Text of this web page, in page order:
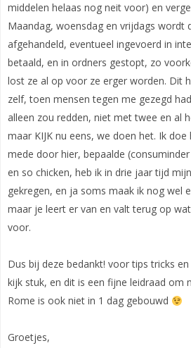
middelen helaas nog neit voor) en
Maandag, woensdag en vrijdags wordt
afgehandeld, eventueel ingevoerd in
betaald, en in ordners gestopt, zo
lost ze al op voor ze erger worden. Dit
zelf, toen mensen tegen me gezegd
alleen zou redden, niet met twee en al
maar KIJK nu eens, we doen het. Ik
mede door hier, bepaalde
en so chicken, heb ik in drie jaar tijd
gekregen, en ja soms maak ik nog wel
maar je leert er van en valt terug op
voor.
Dus bij deze bedankt! voor tips tricks
kijk stuk, en dit is een fijne leidraad om
Rome is ook niet in 1 dag gebouwd
Groetjes,